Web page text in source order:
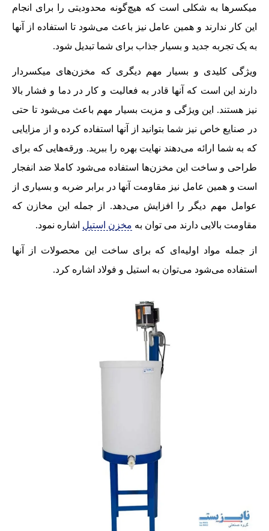
میکسرها به شکلی است که هیچ‌گونه محدودیتی را برای انجام
این کار ندارند و همین عامل نیز باعث می‌شود تا استفاده از آنها
به یک تجربه جدید و بسیار جذاب برای شما تبدیل شود.
ویژگی کلیدی و بسیار مهم دیگری که مخزن‌های میکسردار
دارند این است که آنها قادر به فعالیت و کار در دما و فشار بالا
نیز هستند. این ویژگی و مزیت بسیار مهم باعث می‌شود تا حتی
در صنایع خاص نیز شما بتوانید از آنها استفاده کرده و از مزایایی
که به شما ارائه می‌دهند نهایت بهره را ببرید. ورقه‌هایی که برای
طراحی و ساخت این مخزن‌ها استفاده می‌شود کاملا ضد انفجار
است و همین عامل نیز مقاومت آنها در برابر ضربه و بسیاری از
عوامل مهم دیگر را افزایش می‌دهد. از جمله این مخازن که
مقاومت بالایی دارند می توان به مخزن استیل اشاره نمود.
از جمله مواد اولیه‌ای که برای ساخت این محصولات از آنها
استفاده می‌شود می‌توان به استیل و فولاد اشاره کرد.